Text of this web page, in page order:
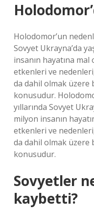
Holodomor’un
Sovyet Ukrayna’da
insanın hayatına mal
etkenleri ve
da dahil olmak üzere
konusudur.
yıllarında Sovyet
milyon insanın
etkenleri ve
da dahil olmak üzere
konusudur.
Sovyetler
kaybetti?